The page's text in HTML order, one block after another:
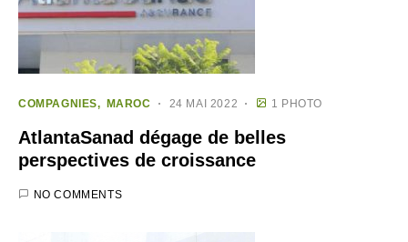
COMPAGNIES MAROC 24 MAI 2022 1 PHOTO
AtlantaSanad dégage de belles
perspectives de croissance
NO COMMENTS